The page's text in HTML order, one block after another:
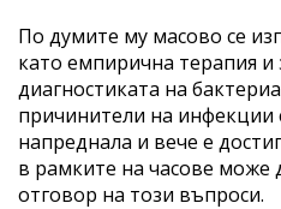
По думите му масово се
като емпирична терапия
диагностиката на
причинители на инфекции
напреднала и вече е
в рамките на часове може
отговор на този въпроси.